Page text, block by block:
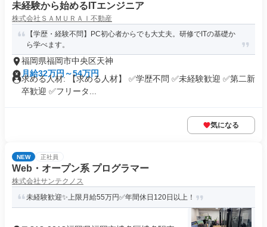
未経験から始めるITエンジニア
株式会社ＳＡＭＵＲＡＩ不動産
【学歴・経験不問】PC初心者からでも大丈夫。研修でITの基礎か
ら学べます。
福岡県福岡市中央区天神
月給32万円～54万円
求める人材: 【求める人材】 ✅学歴不問 ✅未経験歓迎 ✅第二新
卒歓迎 ✅フリータ...
気になる
NEW 正社員
Web・オープン系 プログラマー
株式会社サンテクノス
未経験歓迎✨上限月給55万円✅年間休日120日以上！